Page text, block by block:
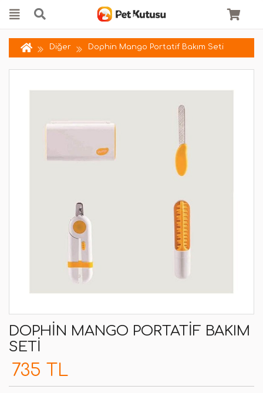
Diğer Dophin Mango Portatif Bakım Seti
DOPHIN MANGO PORTATIF BAKIM
SETI
735 TL